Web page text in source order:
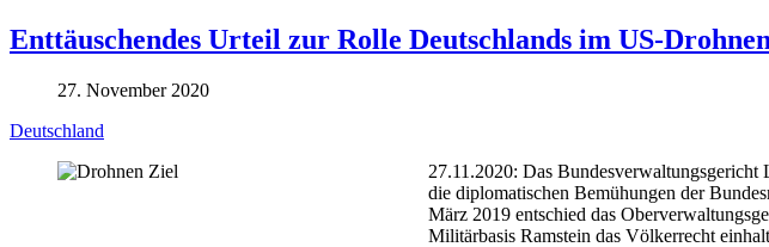
Enttäuschendes Urteil zur Rolle Deutschlands im US-
27. November 2020
Deutschland
27.11.2020: Das
die diplomatischen Bemühungen der
März 2019 entschied das
Militärbasis Ramstein das Völkerrecht